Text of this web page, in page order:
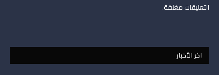
التعليقات مغلقة.
اخر الأخبار